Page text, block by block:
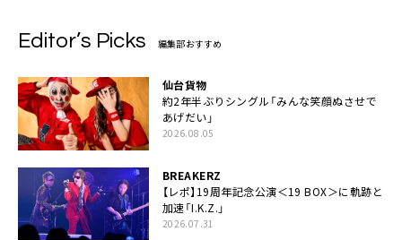
Editor’s Picks 編集部おすすめ
仙台貨物
約2年半ぶりシングル「みんな笑顔ぬさせで
あげだい」
2026.08.05
BREAKERZ
【レポ】19周年記念公演＜19 BOX＞に軌跡と
加速「I.K.Z.」
2026.07.31